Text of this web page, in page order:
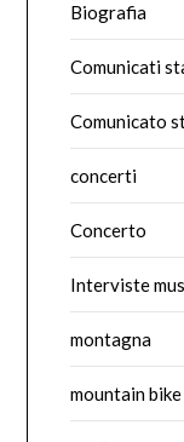
Biografia
Comunicati
Comunicato
concerti
Concerto
Interviste
montagna
mountain bike